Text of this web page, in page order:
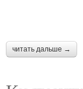
читать дальше →